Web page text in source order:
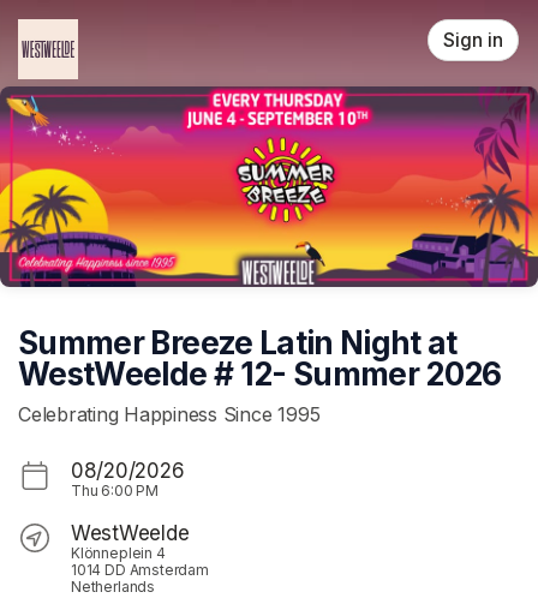
Skip header
Sign in
Summer Breeze Latin Night at
WestWeelde # 12- Summer 2026
Celebrating Happiness Since 1995
08/20/2026
Thu 6:00 PM
WestWeelde
Klönneplein 4
1014 DD Amsterdam
Netherlands